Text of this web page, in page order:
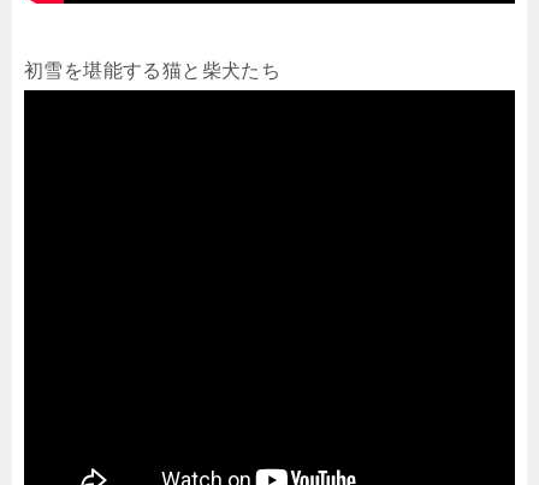
初雪を堪能する猫と柴犬たち